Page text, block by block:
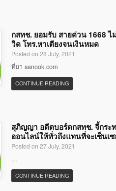
กสทช. ยอมรับ สายด่วน 1668
วิด โทร.หาเตียงจนเงินหมด
Posted on 28 July, 2021
ที่มา sanook.com
CONTINUE READING
สุภิญญา อดีตบอร์ดกสทช. จี้กระ
ออนไลน์ให้ทั่วถึงแทนที่จะเซ็นเ
Posted on 27 July, 2021
...
CONTINUE READING